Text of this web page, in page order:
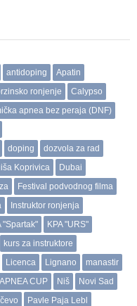
antidoping
Apatin
ronjenje
Calypso
apnea bez peraja (DNF)
doping
dozvola za rad
Koprivica
Dubai
Festival podvodnog filma
Instruktor ronjenja
"Spartak"
KPA "URS"
kurs za instruktore
Licenca Lignano
manastir
CUP Niš
Novi Sad
Pavle Paja Lebl